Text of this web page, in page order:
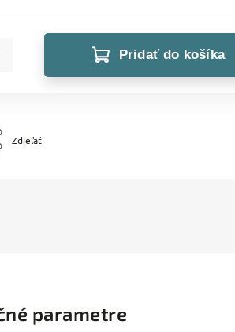
Pridať do košíka
Zdieľať
parametre